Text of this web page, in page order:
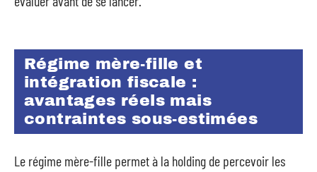
Régime mère-fille et
intégration fiscale :
avantages réels mais
contraintes sous-estimées
Le régime mère-fille permet à la holding de percevoir les